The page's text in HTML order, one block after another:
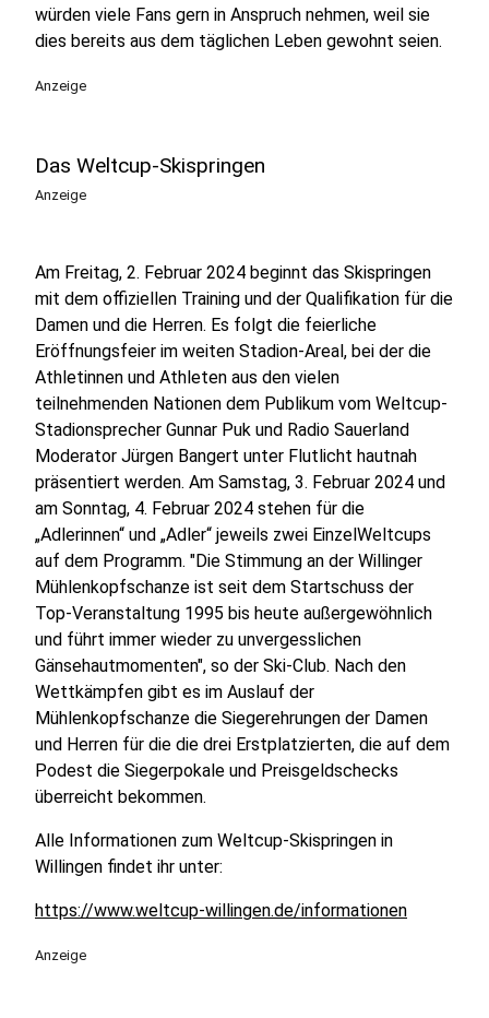
würden viele Fans gern in Anspruch nehmen, weil sie
dies bereits aus dem täglichen Leben gewohnt seien.
Anzeige
Das Weltcup-Skispringen
Anzeige
Am Freitag, 2. Februar 2024 beginnt das Skispringen
mit dem offiziellen Training und der Qualifikation für die
Damen und die Herren. Es folgt die feierliche
Eröffnungsfeier im weiten Stadion-Areal, bei der die
Athletinnen und Athleten aus den vielen
teilnehmenden Nationen dem Publikum vom Weltcup-
Stadionsprecher Gunnar Puk und Radio Sauerland
Moderator Jürgen Bangert unter Flutlicht hautnah
präsentiert werden. Am Samstag, 3. Februar 2024 und
am Sonntag, 4. Februar 2024 stehen für die
„Adlerinnen“ und „Adler“ jeweils zwei EinzelWeltcups
auf dem Programm. "Die Stimmung an der Willinger
Mühlenkopfschanze ist seit dem Startschuss der
Top-Veranstaltung 1995 bis heute außergewöhnlich
und führt immer wieder zu unvergesslichen
Gänsehautmomenten", so der Ski-Club. Nach den
Wettkämpfen gibt es im Auslauf der
Mühlenkopfschanze die Siegerehrungen der Damen
und Herren für die die drei Erstplatzierten, die auf dem
Podest die Siegerpokale und Preisgeldschecks
überreicht bekommen.
Alle Informationen zum Weltcup-Skispringen in
Willingen findet ihr unter:
https://www.weltcup-willingen.de/informationen
Anzeige